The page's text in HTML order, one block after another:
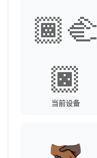
🏾‍🫲
🏿
当前设备